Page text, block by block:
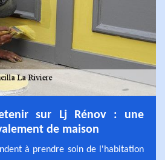
sur Lj Rénov : une
de maison
à prendre soin de l'habitation